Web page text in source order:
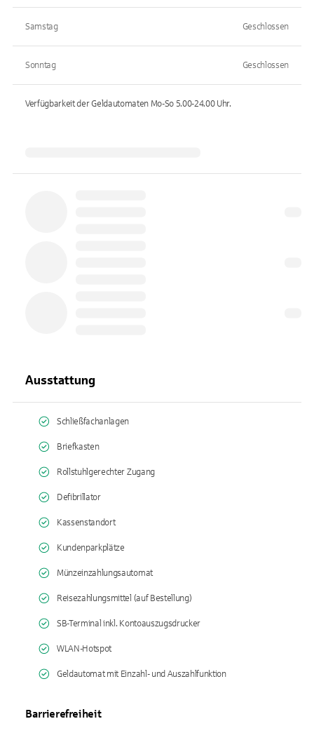
Samstag Geschlossen
Sonntag Geschlossen
Verfügbarkeit der Geldautomaten Mo-So 5.00-24.00Uhr.
Ausstattung
Schließfachanlagen
Briefkasten
Rollstuhlgerechter Zugang
Defibrillator
Kassenstandort
Kundenparkplätze
Münzeinzahlungsautomat
Reisezahlungsmittel (auf Bestellung)
SB-Terminal inkl. Kontoauszugsdrucker
WLAN-Hotspot
Geldautomat mit Einzahl- und Auszahlfunktion
Barrierefreiheit